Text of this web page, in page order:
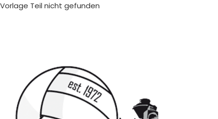
Vorlage Teil nicht gefunden